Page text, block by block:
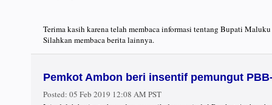
Terima kasih karena telah membaca informasi tentang Bupati
Silahkan membaca berita lainnya.
Pemkot Ambon beri insentif pemungut
Posted: 05 Feb 2019 12:08 AM PST